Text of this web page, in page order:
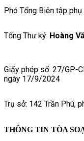
Phó Tổng Biên tập phụ
Tổng Thư ký: Hoàng
Giấy phép số: 27/GP-
ngày 17/9/2024
Trụ sở: 142 Trần Phú,
THÔNG TIN TÒA